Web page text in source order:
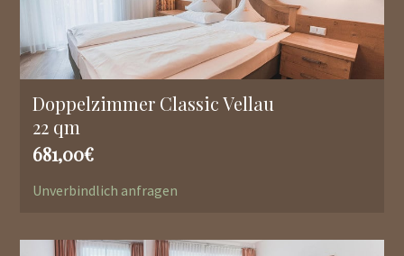
Doppelzimmer Classic Vellau
22 qm
681,00€
Unverbindlich anfragen